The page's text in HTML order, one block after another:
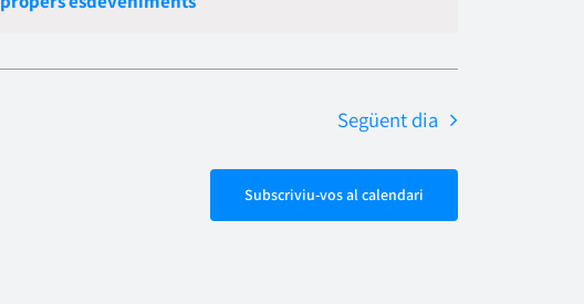
Següent dia
Subscriviu-vos al calendari